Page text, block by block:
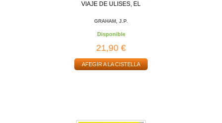
VIAJE DE ULISES, EL
GRAHAM, J.P.
Disponible
21,90 €
AFEGIR A LA CISTELLA